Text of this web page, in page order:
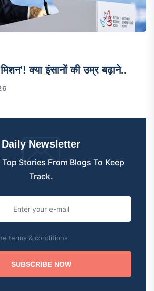
क्या इंसानों की उम्र बढ़ाने..
Daily Newsletter
Stories From Blogs To Keep
Track.
terms & conditions
SUBSCRIBE NOW